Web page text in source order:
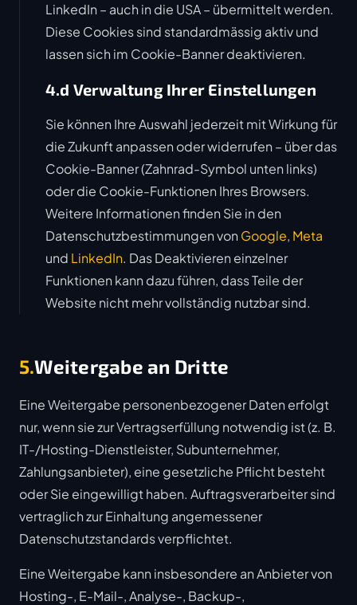
LinkedIn – auch in die USA – übermittelt werden.
Diese Cookies sind standardmässig aktiv und
lassen sich im Cookie-Banner deaktivieren.
4.d Verwaltung Ihrer Einstellungen
Sie können Ihre Auswahl jederzeit mit Wirkung für
die Zukunft anpassen oder widerrufen – über das
Cookie-Banner (Zahnrad-Symbol unten links)
oder die Cookie-Funktionen Ihres Browsers.
Weitere Informationen finden Sie in den
Datenschutzbestimmungen von Google, Meta
und LinkedIn. Das Deaktivieren einzelner
Funktionen kann dazu führen, dass Teile der
Website nicht mehr vollständig nutzbar sind.
5.Weitergabe an Dritte
Eine Weitergabe personenbezogener Daten erfolgt
nur, wenn sie zur Vertragserfüllung notwendig ist (z. B.
IT-/Hosting-Dienstleister, Subunternehmer,
Zahlungsanbieter), eine gesetzliche Pflicht besteht
oder Sie eingewilligt haben. Auftragsverarbeiter sind
vertraglich zur Einhaltung angemessener
Datenschutzstandards verpflichtet.
Eine Weitergabe kann insbesondere an Anbieter von
Hosting-, E-Mail-, Analyse-, Backup-,